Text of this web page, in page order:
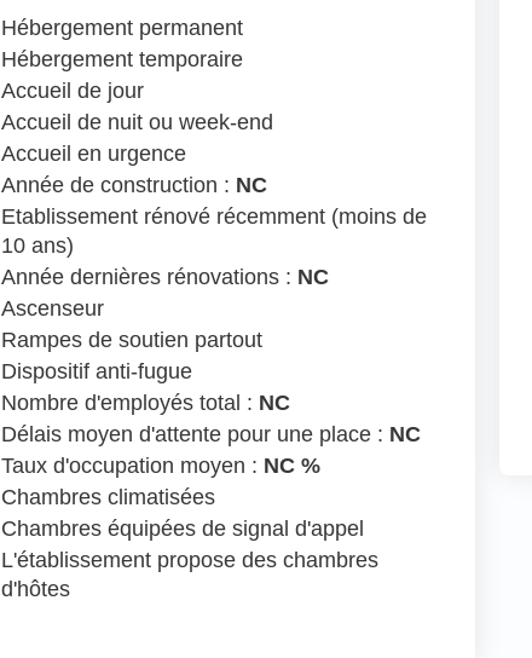
Hébergement permanent
Hébergement temporaire
Accueil de jour
Accueil de nuit ou week-end
Accueil en urgence
Année de construction : NC
Etablissement rénové récemment (moins de
10 ans)
Année dernières rénovations : NC
Ascenseur
Rampes de soutien partout
Dispositif anti-fugue
Nombre d'employés total : NC
Délais moyen d'attente pour une place : NC
Taux d'occupation moyen : NC %
Chambres climatisées
Chambres équipées de signal d'appel
L'établissement propose des chambres
d'hôtes